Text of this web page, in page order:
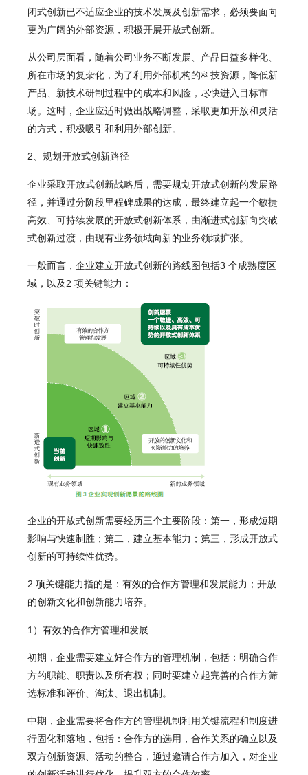
闭式创新已不适应企业的技术发展及创新需求，必须要面向
更为广阔的外部资源，积极开展开放式创新。
从公司层面看，随着公司业务不断发展、产品日益多样化、
所在市场的复杂化，为了利用外部机构的科技资源，降低新
产品、新技术研制过程中的成本和风险，尽快进入目标市
场。这时，企业应适时做出战略调整，采取更加开放和灵活
的方式，积极吸引和利用外部创新。
2、规划开放式创新路径
企业采取开放式创新战略后，需要规划开放式创新的发展路
径，并通过分阶段里程碑成果的达成，最终建立起一个敏捷
高效、可持续发展的开放式创新体系，由渐进式创新向突破
式创新过渡，由现有业务领域向新的业务领域扩张。
一般而言，企业建立开放式创新的路线图包括3 个成熟度区
域，以及2 项关键能力：
企业的开放式创新需要经历三个主要阶段：第一，形成短期
影响与快速制胜；第二，建立基本能力；第三，形成开放式
创新的可持续性优势。
2 项关键能力指的是：有效的合作方管理和发展能力；开放
的创新文化和创新能力培养。
1）有效的合作方管理和发展
初期，企业需要建立好合作方的管理机制，包括：明确合作
方的职能、职责以及所有权；同时要建立起完善的合作方筛
选标准和评价、淘汰、退出机制。
中期，企业需要将合作方的管理机制利用关键流程和制度进
行固化和落地，包括：合作方的选用，合作关系的确立以及
双方创新资源、活动的整合，通过邀请合作方加入，对企业